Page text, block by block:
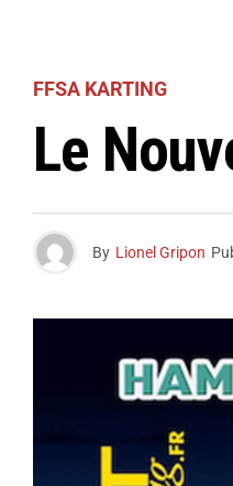
FFSA KARTING
Le
By Lionel Gripon